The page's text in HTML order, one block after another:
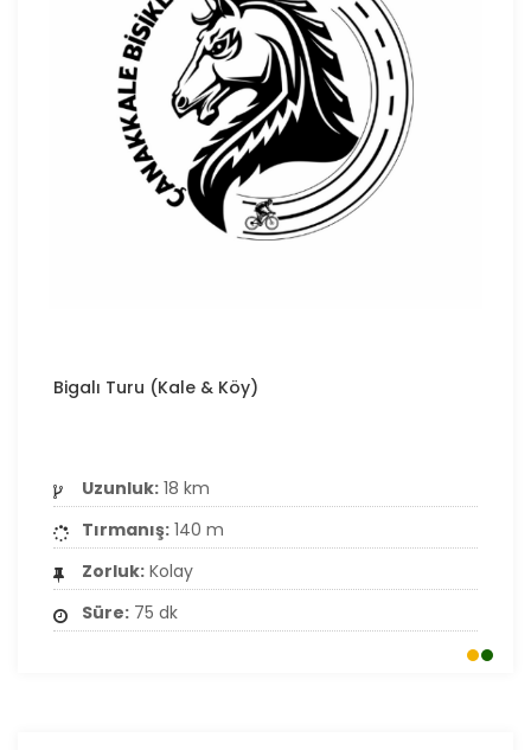
Bigalı Turu (Kale & Köy)
Uzunluk: 18 km
Tırmanış: 140 m
Zorluk: Kolay
Süre: 75 dk